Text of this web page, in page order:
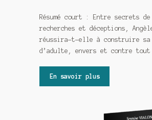
Résumé court : Entre secrets
recherches et déceptions,
réussira-t-elle à construire
d’adulte, envers et contre tout
En savoir plus